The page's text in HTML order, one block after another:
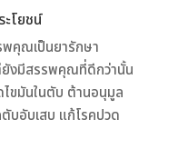
โยชน์
พคุณเป็นยารักษา
ยังมีสรรพคุณที่ดีกว่านั้น
ขมันในตับ ต้านอนุมูล
บอับเสบ แก้โรคปวด